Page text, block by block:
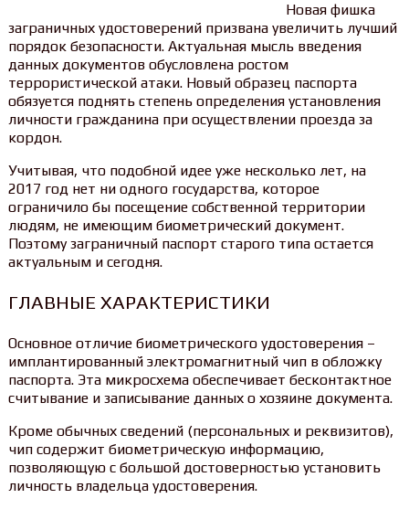
Новая фишка
заграничных удостоверений призвана увеличить лучший
порядок безопасности. Актуальная мысль введения
данных документов обусловлена ростом
террористической атаки. Новый образец паспорта
обязуется поднять степень определения установления
личности гражданина при осуществлении проезда за
кордон.
Учитывая, что подобной идее уже несколько лет, на
2017 год нет ни одного государства, которое
ограничило бы посещение собственной территории
людям, не имеющим биометрический документ.
Поэтому заграничный паспорт старого типа остается
актуальным и сегодня.
ГЛАВНЫЕ ХАРАКТЕРИСТИКИ
Основное отличие биометрического удостоверения –
имплантированный электромагнитный чип в обложку
паспорта. Эта микросхема обеспечивает бесконтактное
считывание и записывание данных о хозяине документа.
Кроме обычных сведений (персональных и реквизитов),
чип содержит биометрическую информацию,
позволяющую с большой достоверностью установить
личность владельца удостоверения.